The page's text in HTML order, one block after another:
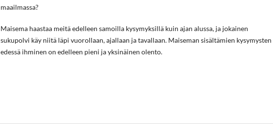
maailmassa?
Maisema haastaa meitä edelleen samoilla kysymyksillä kuin ajan alussa, ja jokainen
sukupolvi käy niitä läpi vuorollaan, ajallaan ja tavallaan. Maiseman sisältämien kysymysten
edessä ihminen on edelleen pieni ja yksinäinen olento.